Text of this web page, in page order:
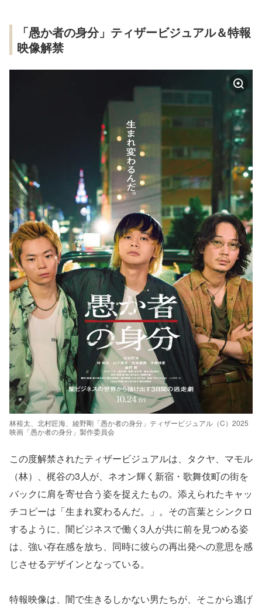
「愚か者の身分」ティザービジュアル＆特報
映像解禁
林裕太、北村匠海、綾野剛「愚か者の身分」ティザービジュアル（C）2025
映画「愚か者の身分」製作委員会
この度解禁されたティザービジュアルは、タクヤ、マモル
（林）、梶谷の3人が、ネオン輝く新宿・歌舞伎町の街を
バックに肩を寄せ合う姿を捉えたもの。添えられたキャッ
チコピーは「生まれ変わるんだ。」。その言葉とシンクロ
するように、闇ビジネスで働く3人が共に前を見つめる姿
は、強い存在感を放ち、同時に彼らの再出発への意思を感
じさせるデザインとなっている。
特報映像は、闇で生きるしかない男たちが、そこから逃げ